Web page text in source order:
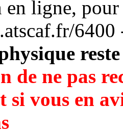
en ligne,
de ne pas
si vous en